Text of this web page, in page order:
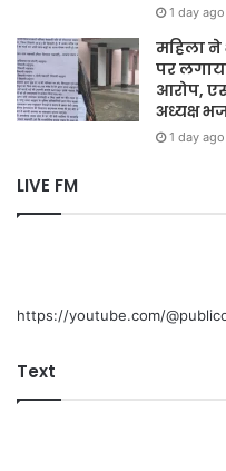
1 day ago
महिला ने
पर
आरोप,
अध्यक्ष
1 day ago
LIVE FM
https://youtube.com/
Text